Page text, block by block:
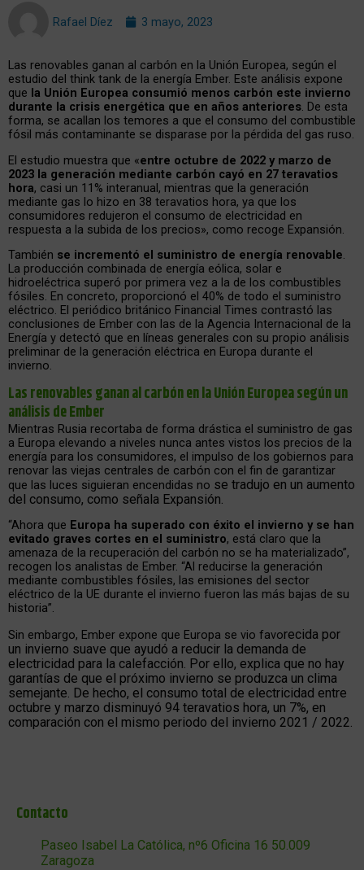
Rafael Díez 3 mayo, 2023
Las renovables ganan al carbón en la Unión Europea, según el
estudio del think tank de la energía Ember. Este análisis expone
que la Unión Europea consumió menos carbón este invierno
durante la crisis energética que en años anteriores. De esta
forma, se acallan los temores a que el consumo del combustible
fósil más contaminante se disparase por la pérdida del gas ruso.
El estudio muestra que «entre octubre de 2022 y marzo de
2023 la generación mediante carbón cayó en 27 teravatios
hora, casi un 11% interanual, mientras que la generación
mediante gas lo hizo en 38 teravatios hora, ya que los
consumidores redujeron el consumo de electricidad en
respuesta a la subida de los precios», como recoge Expansión.
También se incrementó el suministro de energía renovable.
La producción combinada de energía eólica, solar e
hidroeléctrica superó por primera vez a la de los combustibles
fósiles. En concreto, proporcionó el 40% de todo el suministro
eléctrico. El periódico británico Financial Times contrastó las
conclusiones de Ember con las de la Agencia Internacional de la
Energía y detectó que en líneas generales con su propio análisis
preliminar de la generación eléctrica en Europa durante el
invierno.
Las renovables ganan al carbón en la Unión Europea según un
análisis de Ember
Mientras Rusia recortaba de forma drástica el suministro de gas
a Europa elevando a niveles nunca antes vistos los precios de la
energía para los consumidores, el impulso de los gobiernos para
renovar las viejas centrales de carbón con el fin de garantizar
que las luces siguieran encendidas no se tradujo en un aumento
del consumo, como señala Expansión.
“Ahora que Europa ha superado con éxito el invierno y se han
evitado graves cortes en el suministro, está claro que la
amenaza de la recuperación del carbón no se ha materializado”,
recogen los analistas de Ember. “Al reducirse la generación
mediante combustibles fósiles, las emisiones del sector
eléctrico de la UE durante el invierno fueron las más bajas de su
historia”.
Sin embargo, Ember expone que Europa se vio favorecida por
un invierno suave que ayudó a reducir la demanda de
electricidad para la calefacción. Por ello, explica que no hay
garantías de que el próximo invierno se produzca un clima
semejante. De hecho, el consumo total de electricidad entre
octubre y marzo disminuyó 94 teravatios hora, un 7%, en
comparación con el mismo periodo del invierno 2021 / 2022.
Contacto
Paseo Isabel La Católica, nº6 Oficina 16 50.009
Zaragoza